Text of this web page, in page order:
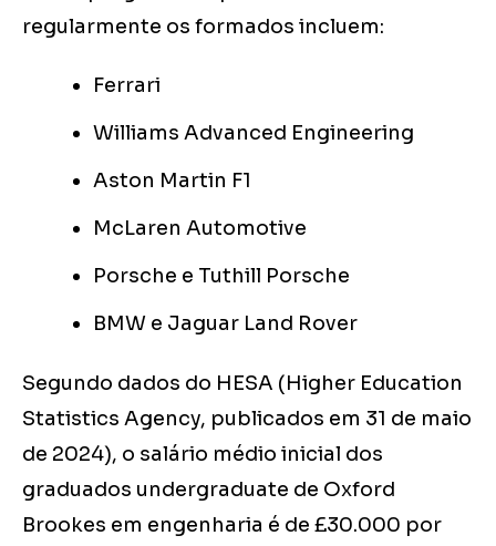
regularmente os formados incluem:
Ferrari
Williams Advanced Engineering
Aston Martin F1
McLaren Automotive
Porsche e Tuthill Porsche
BMW e Jaguar Land Rover
Segundo dados do HESA (Higher Education
Statistics Agency, publicados em 31 de maio
de 2024), o salário médio inicial dos
graduados undergraduate de Oxford
Brookes em engenharia é de £30.000 por